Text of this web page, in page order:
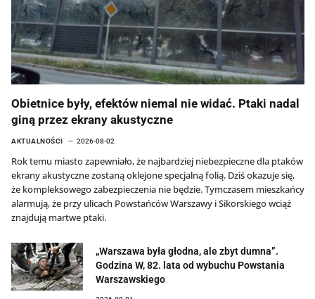
Obietnice były, efektów niemal nie widać. Ptaki nadal
giną przez ekrany akustyczne
AKTUALNOŚCI 2026-08-02
Rok temu miasto zapewniało, że najbardziej niebezpieczne dla ptaków
ekrany akustyczne zostaną oklejone specjalną folią. Dziś okazuje się,
że kompleksowego zabezpieczenia nie będzie. Tymczasem mieszkańcy
alarmują, że przy ulicach Powstańców Warszawy i Sikorskiego wciąż
znajdują martwe ptaki.
„Warszawa była głodna, ale zbyt dumna”.
Godzina W, 82. lata od wybuchu Powstania
Warszawskiego